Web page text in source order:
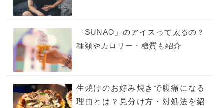
「SUNAO」のアイスって太るの？
種類やカロリー・糖質も紹介
生焼けのお好み焼きで腹痛になる
理由とは？見分け方・対処法を紹